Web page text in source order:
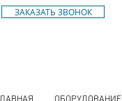
ЗАКАЗАТЬ ЗВОНОК